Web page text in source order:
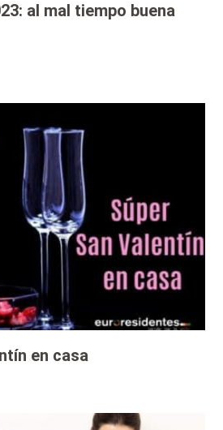
al mal tiempo buena
en casa